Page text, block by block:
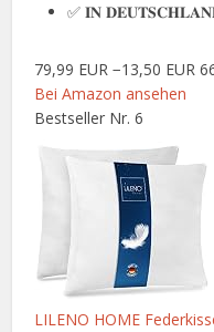
✅ 𝐈𝐍
79,99 EUR −13,50 EUR
Bei Amazon ansehen
Bestseller Nr. 6
LILENO HOME